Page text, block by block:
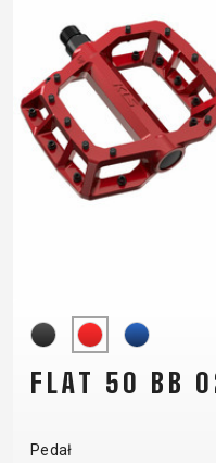
FLAT 50 BB
Pedał